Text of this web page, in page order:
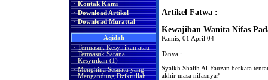
· Kontak Kami
· Download Artikel
· Download Murattal
Aqidah
· Termasuk Kesyirikan atau
Termasuk Sarana
Kesyirikan (1)
· Menghina Sesuatu yang
Mengandung Dzikrullah
Artikel Fatwa :
Kewajiban Wanita Nifas
Kamis, 01 April 04
Tanya :
Syaikh Shalih Al-Fauzan berkata
akhir masa nifasnya?